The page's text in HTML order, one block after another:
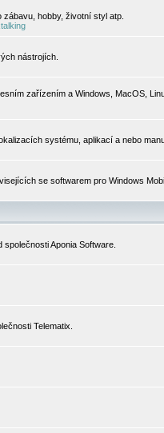
hobby, životní styl atp.
nástrojích.
zařízením a Windows, MacOS,
systému, aplikací a nebo
se softwarem pro Windows
Aponia Software.
Telematix.